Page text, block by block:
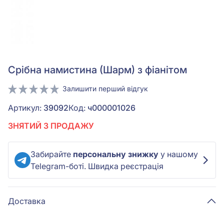
Срiбна намистина (Шарм) з фіанітом
Залишити перший відгук
Артикул: 39092Код: ч000001026
ЗНЯТИЙ З ПРОДАЖУ
Забирайте персональну знижку у нашому
Telegram-боті. Швидка реєстрація
Доставка